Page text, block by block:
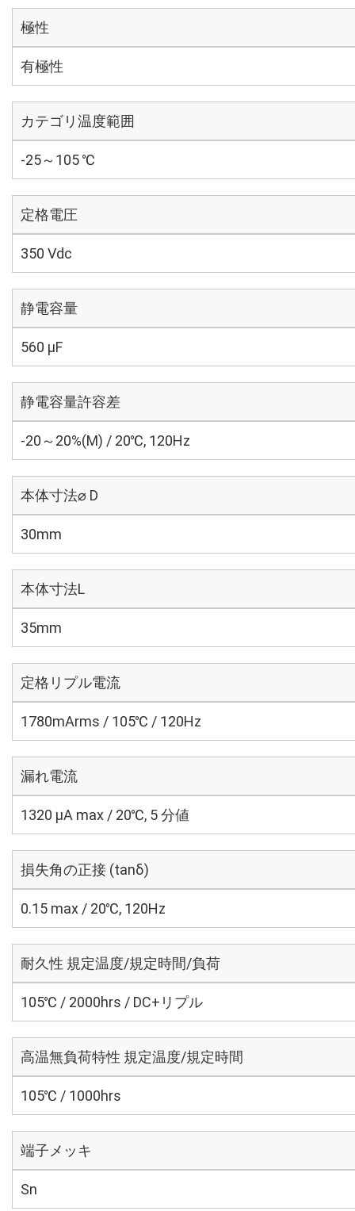
極性
有極性
カテゴリ温度範囲
-25～105 ℃
定格電圧
350 Vdc
静電容量
560 µF
静電容量許容差
-20～20%(M) / 20℃, 120Hz
本体寸法⌀ D
30mm
本体寸法L
35mm
定格リプル電流
1780mArms / 105℃ / 120Hz
漏れ電流
1320 μA max / 20℃, 5 分値
損失角の正接 (tanδ)
0.15 max / 20℃, 120Hz
耐久性 規定温度/規定時間/負荷
105℃ / 2000hrs / DC+リプル
高温無負荷特性 規定温度/規定時間
105℃ / 1000hrs
端子メッキ
Sn